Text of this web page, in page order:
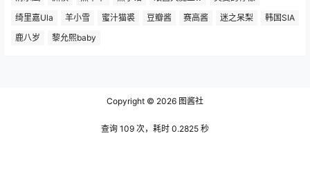
绮里嘉Ula
羊小雪 蜜汁猫裘 豆瓣酱 赛高酱 迷之呆梨
韩国SIA
鹿八岁
黎允熙baby
Copyright © 2026 图酱社
查询 109 次，耗时 0.2825 秒